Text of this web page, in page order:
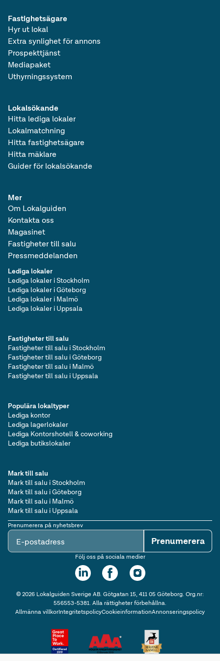
Lokalsökande
Hitta lediga lokaler
Lokalmatchning
Hitta fastighetsägare
Hitta mäklare
Guider för lokalsökande
Fastighetsägare
Hyr ut lokal
Extra synlighet för annons
Prospekttjänst
Mediapaket
Uthyrningssystem
Mer
Om Lokalguiden
Kontakta oss
Magasinet
Fastigheter till salu
Pressmeddelanden
Lediga lokaler
Lediga lokaler i Stockholm
Lediga lokaler i Göteborg
Lediga lokaler i Malmö
Lediga lokaler i Uppsala
Populära lokaltyper
Lediga kontor
Lediga lagerlokaler
Lediga Kontorshotell & coworking
Lediga butikslokaler
Fastigheter till salu
Fastigheter till salu i Stockholm
Fastigheter till salu i Göteborg
Fastigheter till salu i Malmö
Fastigheter till salu i Uppsala
Mark till salu
Mark till salu i Stockholm
Mark till salu i Göteborg
Mark till salu i Malmö
Mark till salu i Uppsala
Prenumerera på nyhetsbrev
E-postadress Prenumerera
Följ oss på sociala medier
©2026Lokalguiden Sverige AB. Götgatan 15, 411 05 Göteborg. Org.nr:
556553-5381. Alla rättigheter förbehållna.
Allmänna villkorIntegritetspolicyCookieinformationAnnonseringspolicy